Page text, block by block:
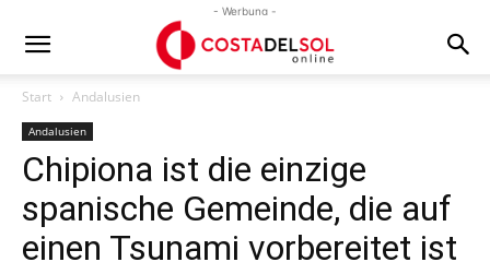
- Werbung -
Start Andalusien
Andalusien
Chipiona ist die einzige
spanische Gemeinde, die auf
einen Tsunami vorbereitet ist